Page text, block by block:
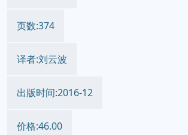
页数:374
译者:刘云波
出版时间:2016-12
价格:46.00